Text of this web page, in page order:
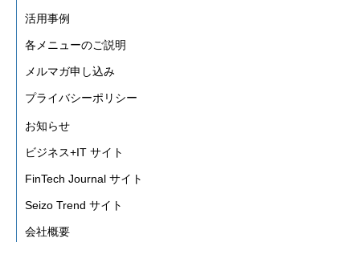
活用事例
各メニューのご説明
メルマガ申し込み
プライバシーポリシー
お知らせ
ビジネス+IT サイト
FinTech Journal サイト
Seizo Trend サイト
会社概要